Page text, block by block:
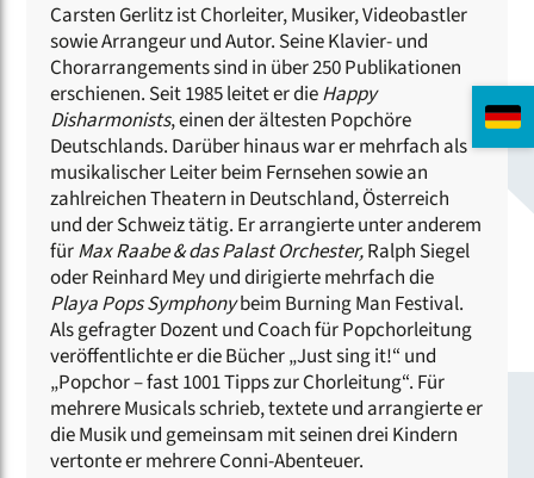
Carsten Gerlitz ist Chorleiter, Musiker, Videobastler
sowie Arrangeur und Autor. Seine Klavier- und
Chorarrangements sind in über 250 Publikationen
erschienen. Seit 1985 leitet er dieHappy
Disharmonists, einen der ältesten Popchöre
Deutschlands. Darüber hinaus war er mehrfach als
musikalischer Leiter beim Fernsehen sowie an
zahlreichen Theatern in Deutschland, Österreich
und der Schweiz tätig. Er arrangierte unter anderem
fürMax Raabe & das Palast Orchester,Ralph Siegel
oder Reinhard Mey und dirigierte mehrfach die
Playa Pops Symphonybeim Burning Man Festival.
Als gefragter Dozent und Coach für Popchorleitung
veröffentlichte er die Bücher „Just sing it!“ und
„Popchor – fast 1001 Tipps zur Chorleitung“. Für
mehrere Musicals schrieb, textete und arrangierte er
die Musik und gemeinsam mit seinen drei Kindern
vertonte er mehrere Conni-Abenteuer.